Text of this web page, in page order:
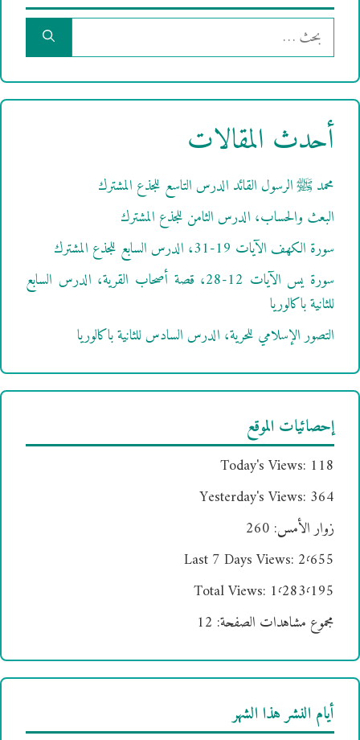
البحث
عن:
أحدث المقالات
محمد ﷺ الرسول القائد الدرس التاسع للجذع المشترك
البعث والحساب، الدرس الثامن للجذع المشترك
سورة الكهف الآيات 19-31، الدرس السابع للجذع المشترك
سورة يس الآيات 12-28، قصة أصحاب القرية، الدرس السابع
للثانية باكالوريا
التصور الإسلامي للحرية، الدرس السادس للثانية باكالوريا
إحصائيات الموقع
Today's Views: 118
Yesterday's Views: 364
زوار الأمس: 260
Last 7 Days Views: 2٬655
Total Views: 1٬283٬195
مجموع مشاهدات الصفحة: 12
أيام النشر هذا الشهر